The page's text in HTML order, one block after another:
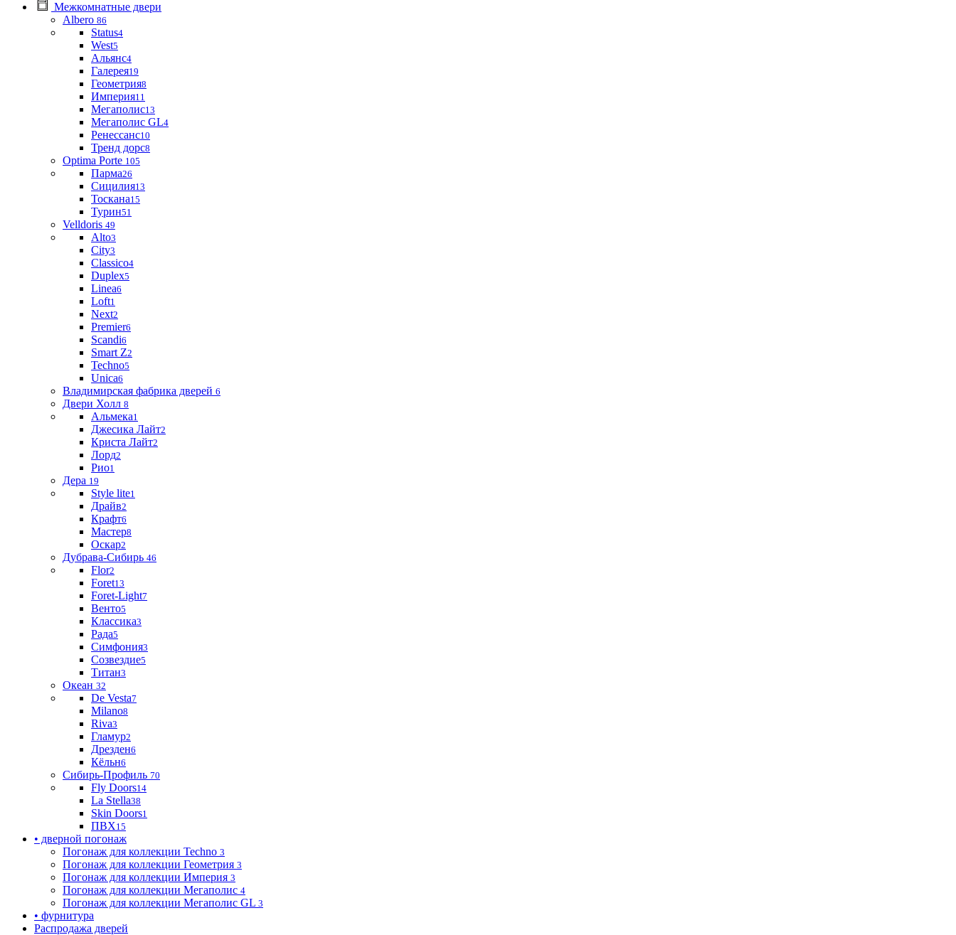
Межкомнатные двери
Albero 86
Status4
West5
Альянс4
Галерея19
Геометрия8
Империя11
Мегаполис13
Мегаполис GL4
Ренессанс10
Тренд дорс8
Optima Porte 105
Парма26
Сицилия13
Тоскана15
Турин51
Velldoris 49
Alto3
City3
Classico4
Duplex5
Linea6
Loft1
Next2
Premier6
Scandi6
Smart Z2
Techno5
Unica6
Владимирская фабрика дверей 6
Двери Холл 8
Альмека1
Джесика Лайт2
Криста Лайт2
Лорд2
Рио1
Дера 19
Style lite1
Драйв2
Крафт6
Мастер8
Оскар2
Дубрава-Сибирь 46
Flor2
Foret13
Foret-Light7
Венто5
Классика3
Рада5
Симфония3
Созвездие5
Титан3
Океан 32
De Vesta7
Milano8
Riva3
Гламур2
Дрезден6
Кёльн6
Сибирь-Профиль 70
Fly Doors14
La Stella38
Skin Doors1
ПВХ15
• дверной погонаж
Погонаж для коллекции Techno 3
Погонаж для коллекции Геометрия 3
Погонаж для коллекции Империя 3
Погонаж для коллекции Мегаполис 4
Погонаж для коллекции Мегаполис GL 3
• фурнитура
Распродажа дверей